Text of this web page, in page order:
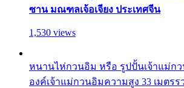
ซาน มณฑลเจ้อเจียง ประเทศจีน
1,530 views
หนานไห่กวนอิม หรือ รูปปั้นเจ้าแม่กว
องค์เจ้าแม่กวนอิมความสูง 33 เมตร